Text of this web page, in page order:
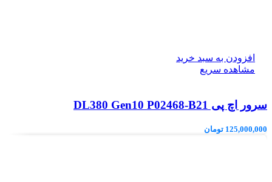
افزودن به سبد خرید
مشاهده سریع
سرور اچ پی DL380 Gen10 P02468-B21
125,000,000 تومان